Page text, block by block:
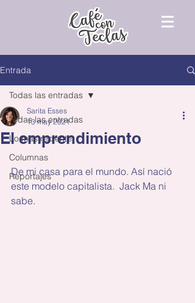
Entrada
Todas las entradas
Lo más reciente
Columnas
Reportajes
Todas las entradas
El emprendimiento
Sarita Esses
13 may 2021
De mi casa para el mundo. Así nació
este modelo capitalista.  Jack Ma ni
sabe.